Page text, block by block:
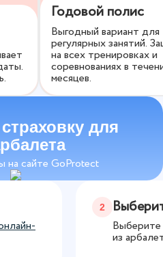
Годовой полис
Выгодный вариант для
регулярных занятий.
на всех тренировках и
соревнованиях в
месяцев.
2
Выберите
из
для
на сайте GoProtect